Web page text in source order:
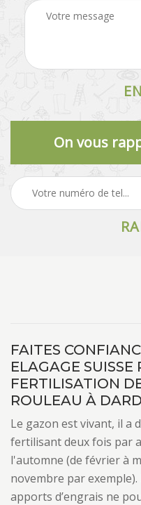
On vous
FAITES
ELAGAGE SUISSE
FERTILISATION
ROULEAU À
Le gazon est vivant, il a
fertilisant deux fois par
l'automne (de février à
novembre par
apports d’engrais ne